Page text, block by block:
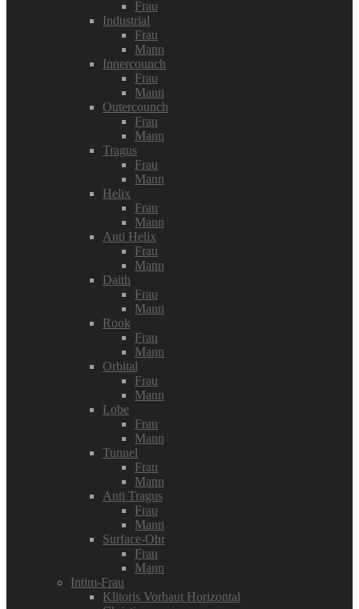
Frau
Industrial
Frau
Mann
Innercounch
Frau
Mann
Outercounch
Frau
Mann
Tragus
Frau
Mann
Helix
Frau
Mann
Anti Helix
Frau
Mann
Daith
Frau
Mann
Rook
Frau
Mann
Orbital
Frau
Mann
Lobe
Frau
Mann
Tunnel
Frau
Mann
Anti Tragus
Frau
Mann
Surface-Ohr
Frau
Mann
Intim-Frau
Klitoris Vorhaut Horizontal